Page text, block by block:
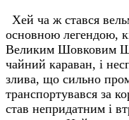
Хей ча ж стався
основною легендою,
Великим Шовковим
чайний караван, і
злива, що сильно
транспортувався за
став непридатним і